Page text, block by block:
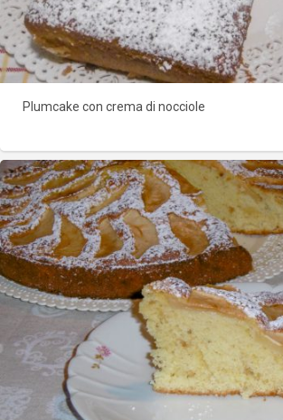
Plumcake con crema di nocciole